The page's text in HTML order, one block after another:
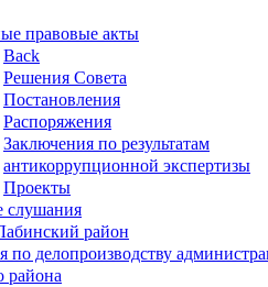
правовые акты
Back
Решения Совета
Постановления
Распоряжения
Заключения по результатам
антикоррупционной экспертизы
Проекты
слушания
район
по делопроизводству
района